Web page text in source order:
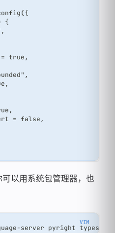
{
true,
= false,
以用系统包管理器，也
server pyright